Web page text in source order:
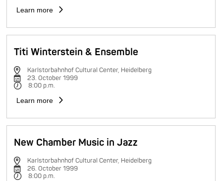
Learn more
Titi Winterstein & Ensemble
Karlstorbahnhof Cultural Center, Heidelberg
23. October 1999
8:00 p.m.
Learn more
New Chamber Music in Jazz
Karlstorbahnhof Cultural Center, Heidelberg
26. October 1999
8:00 p.m.